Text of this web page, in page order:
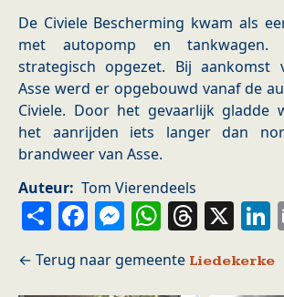
De Civiele Bescherming kwam als
met autopomp en tankwagen.
strategisch opgezet. Bij aankomst
Asse werd er opgebouwd vanaf de
Civiele. Door het gevaarlijk gladde
het aanrijden iets langer dan
brandweer van Asse.
Auteur Tom Vierendeels
ShareFacebook X
Liedekerke